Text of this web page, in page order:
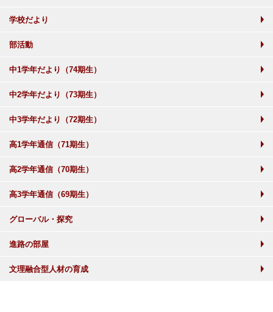
学校だより
部活動
中1学年だより（74期生）
中2学年だより（73期生）
中3学年だより（72期生）
高1学年通信（71期生）
高2学年通信（70期生）
高3学年通信（69期生）
グローバル・探究
進路の部屋
文理融合型人材の育成